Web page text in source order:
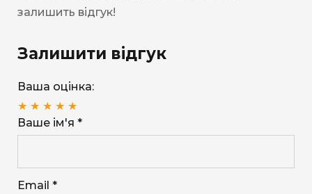
залишить відгук!
Залишити відгук
Ваша оцінка:
★ ★ ★ ★ ★
Ваше ім'я *
Email *